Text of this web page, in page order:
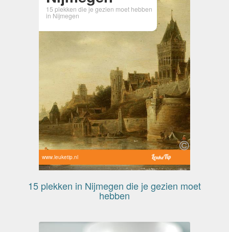
15 plekken die je gezien moet hebben
in Nijmegen
www.leuketip.nl
15 plekken in Nijmegen die je gezien moet
hebben